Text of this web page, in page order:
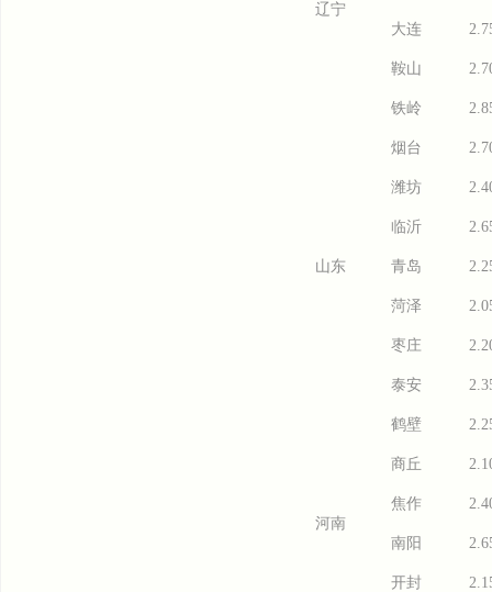
辽宁
大连
鞍山
铁岭
山东
烟台
潍坊
临沂
青岛
菏泽
枣庄
泰安
河南
鹤壁
商丘
焦作
南阳
开封